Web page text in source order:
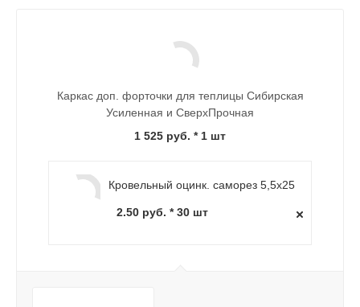
Каркас доп. форточки для теплицы Сибирская
Усиленная и СверхПрочная
1 525 руб. * 1 шт
Кровельный оцинк. саморез 5,5х25
2.50 руб. * 30 шт